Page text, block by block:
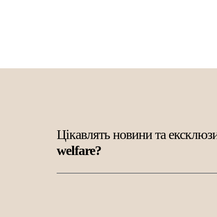
Цікавлять новини та
welfare?